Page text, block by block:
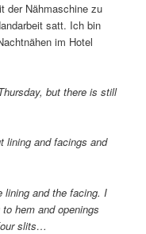
der Nähmaschine zu
satt. Ich bin
im Hotel
but there is still
lining and facings and
lining and the facing. I
hem and openings
slits…